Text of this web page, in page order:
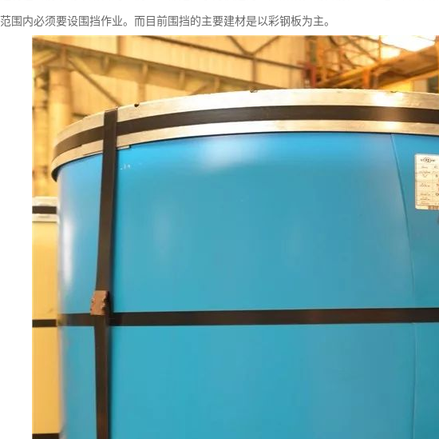
范围内必须要设围挡作业。而目前围挡的主要建材是以彩钢板为主。